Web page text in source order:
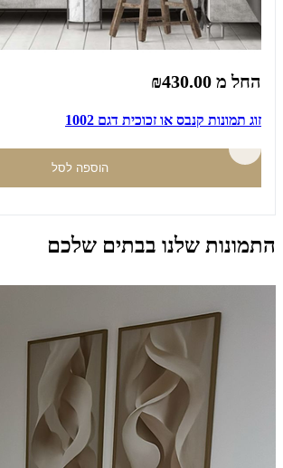
החל מ ₪430.00
זוג תמונות קנבס או זכוכית דגם 1002
הוספה לסל
התמונות שלנו בבתים שלכם